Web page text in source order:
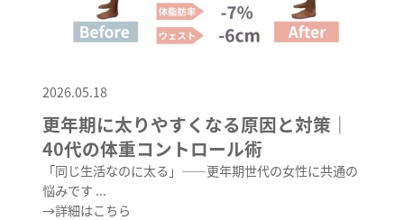
2026.05.18
更年期に太りやすくなる原因と対策｜
40代の体重コントロール術
「同じ生活なのに太る」——更年期世代の女性に共通の
悩みです ...
→詳細はこちら